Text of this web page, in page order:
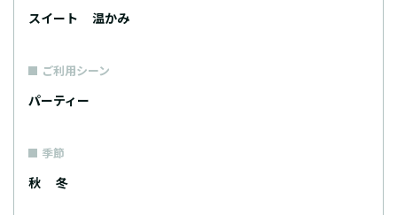
スイート 温かみ
ご利用シーン
パーティー
季節
秋 冬